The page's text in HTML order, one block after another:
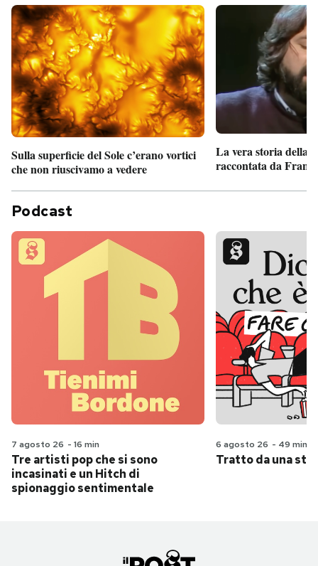
Sulla superficie del Sole c’erano vortici
che non riuscivamo a vedere
La vera storia della
raccontata da
Podcast
7 agosto 26 - 16 min
Tre artisti pop che si sono
incasinati e un Hitch di
spionaggio sentimentale
6 agosto 26 - 49 min
Tratto da una